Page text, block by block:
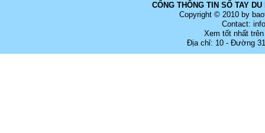
CỔNG THÔNG TIN SỔ TAY
Copyright © 2010 by
Contact:
Xem tốt nhất
Địa chỉ: 10 - Đường